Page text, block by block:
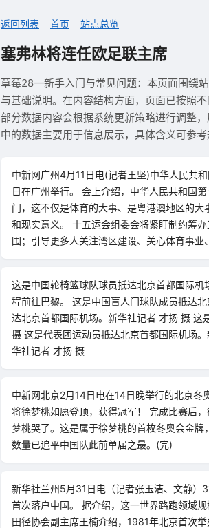
返回列表 首页 站点总览
塞弗林将连任欧足联主席
草莓28—新手入门与常见问题：本页面围绕
与基础说明。在内容结构方面，页面已按照
部分数据内容会根据系统更新策略进行调整
中的数据主要用于信息展示，具体含义可参
中新网广州4月11日电(记者王坚)中华人民共
日在广州举行。 会上介绍，中华人民共和国
门，这不仅是体育的大事、是粤港澳地区的
和现实意义。 十五运会组委会将紧盯制约筹
围；引导更多人关注湾区建设、关心体育事
这是中国轮椅篮球队球员抵达北京首都国际
程前往巴黎。 这是中国盲人门球队成员抵达
达北京首都国际机场。新华社记者 才扬 摄
摄 这是代表团运动员抵达北京首都国际机场
华社记者 才扬 摄
中新网北京2月14日电在14日晚举行的北京冬
将徐梦桃如愿登顶，获得冠军！ 完成比赛后
梦桃哭了。这是属于徐梦桃的首枚冬奥会金
数量已追平中国队此前单届之最。(完)
新华社兰州5月31日电（记者张玉洁、文静）
首次落户中国。 据介绍，这一世界路跑领域
田径协会副主席王楠介绍，1981年北京首次